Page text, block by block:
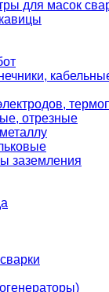
для масок
отрезные
заземления